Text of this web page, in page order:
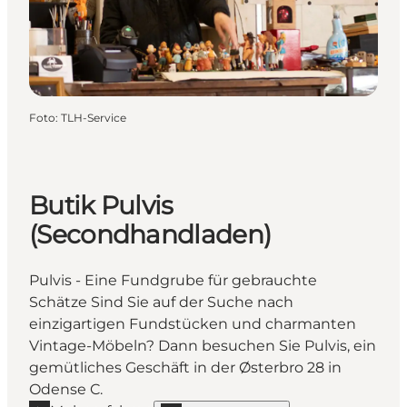
Foto: TLH-Service
Butik Pulvis
(Secondhandladen)
Pulvis - Eine Fundgrube für gebrauchte
Schätze Sind Sie auf der Suche nach
einzigartigen Fundstücken und charmanten
Vintage-Möbeln? Dann besuchen Sie Pulvis, ein
gemütliches Geschäft in der Østerbro 28 in
Odense C.